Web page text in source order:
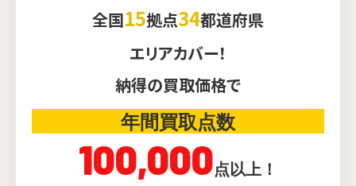
全国15拠点34都道府県
エリアカバー！
納得の買取価格で
年間買取点数
100,000点以上！